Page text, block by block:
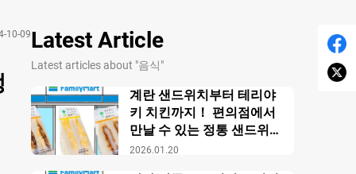
10-09Latest Article
Latest articles about "음식"
2026.01.20
계란 샌드위치부터 테리야
키 치킨까지！ 편의점에서
만날 수 있는 정통 샌드위치
【패밀리마트】